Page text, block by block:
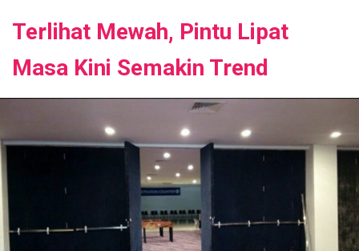
Terlihat Mewah, Pintu Lipat
Masa Kini Semakin Trend